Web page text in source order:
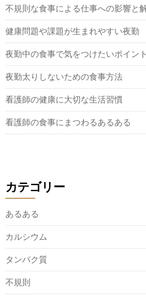
不規則な食事による仕事への影響と
健康問題や課題が生まれやすい夜勤
夜勤中の食事で気をつけたいポイント
夜勤太りしないための食事方法
看護師の健康に大切な生活習慣
看護師の食事にまつわるあるある
カテゴリー
あるある
カルシウム
タンパク質
不規則